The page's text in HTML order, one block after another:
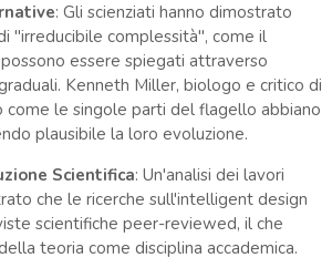
: Gli scienziati hanno dimostrato
"irreducibile complessità", come il
essere spiegati attraverso
Kenneth Miller, biologo e critico di
come le singole parti del flagello abbiano
plausibile la loro evoluzione.
Scientifica: Un'analisi dei lavori
che le ricerche sull'intelligent design
scientifiche peer-reviewed, il che
teoria come disciplina accademica.